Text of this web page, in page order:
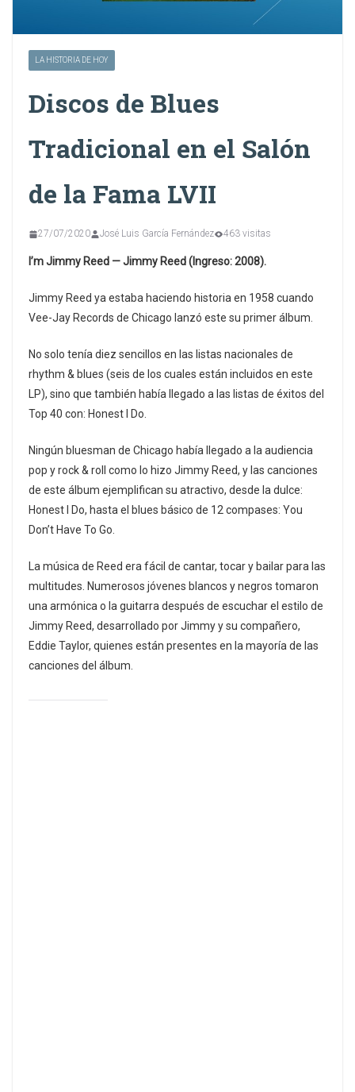
LA HISTORIA DE HOY
Discos de Blues
Tradicional en el Salón
de la Fama LVII
27/07/2020 José Luis García Fernández 463 visitas
I’m Jimmy Reed — Jimmy Reed (Ingreso: 2008).
Jimmy Reed ya estaba haciendo historia en 1958 cuando
Vee-Jay Records de Chicago lanzó este su primer álbum.
No solo tenía diez sencillos en las listas nacionales de
rhythm & blues (seis de los cuales están incluidos en este
LP), sino que también había llegado a las listas de éxitos del
Top 40 con: Honest I Do.
Ningún bluesman de Chicago había llegado a la audiencia
pop y rock & roll como lo hizo Jimmy Reed, y las canciones
de este álbum ejemplifican su atractivo, desde la dulce:
Honest I Do, hasta el blues básico de 12 compases: You
Don’t Have To Go.
La música de Reed era fácil de cantar, tocar y bailar para las
multitudes. Numerosos jóvenes blancos y negros tomaron
una armónica o la guitarra después de escuchar el estilo de
Jimmy Reed, desarrollado por Jimmy y su compañero,
Eddie Taylor, quienes están presentes en la mayoría de las
canciones del álbum.